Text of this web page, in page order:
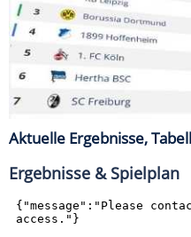
Aktuelle Ergebnisse,
Ergebnisse & Spielplan